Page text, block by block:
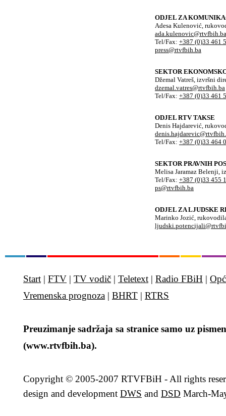
ODJEL ZA
Adesa Kulenović,
ada.kulenovic@rtvfbih.ba
Tel/Fax: +387 (0)33 461
press@rtvfbih.ba
SEKTOR
Džemal Vatreš, izvršni
dzemal.vatres@rtvfbih.ba
Tel/Fax: +387 (0)33 461
ODJEL RTV TAKSE
Denis Hajdarević,
Tel/Fax: +387 (0)33 464
SEKTOR PRAVNIH
Melisa Jaramaz Belenji,
Tel/Fax: +387 (0)33 455
ps@rtvfbih.ba
ODJEL ZA LJUDSKE
Marinko Jozić,
Start | FTV | TV vodič | Teletext | Radio FBiH |
Vremenska prognoza | BHRT | RTRS
Preuzimanje sadržaja sa stranice samo uz
(www.rtvfbih.ba).
Copyright © 2005-2007 RTVFBiH - All rights
design and development DWS and DSD March-